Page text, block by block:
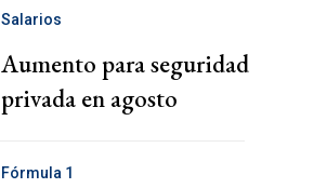
Salarios
Aumento para seguridad
privada en agosto
Fórmula 1